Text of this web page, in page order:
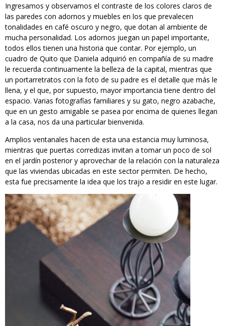
Ingresamos y observamos el contraste de los colores claros de
las paredes con adornos y muebles en los que prevalecen
tonalidades en café oscuro y negro, que dotan al ambiente de
mucha personalidad. Los adornos juegan un papel importante,
todos ellos tienen una historia que contar. Por ejemplo, un
cuadro de Quito que Daniela adquirió en compañía de su madre
le recuerda continuamente la belleza de la capital, mientras que
un portarretratos con la foto de su padre es el detalle que más le
llena, y el que, por supuesto, mayor importancia tiene dentro del
espacio. Varias fotografías familiares y su gato, negro azabache,
que en un gesto amigable se pasea por encima de quienes llegan
a la casa, nos da una particular bienvenida.
Amplios ventanales hacen de esta una estancia muy luminosa,
mientras que puertas corredizas invitan a tomar un poco de sol
en el jardín posterior y aprovechar de la relación con la naturaleza
que las viviendas ubicadas en este sector permiten. De hecho,
esta fue precisamente la idea que los trajo a residir en este lugar.